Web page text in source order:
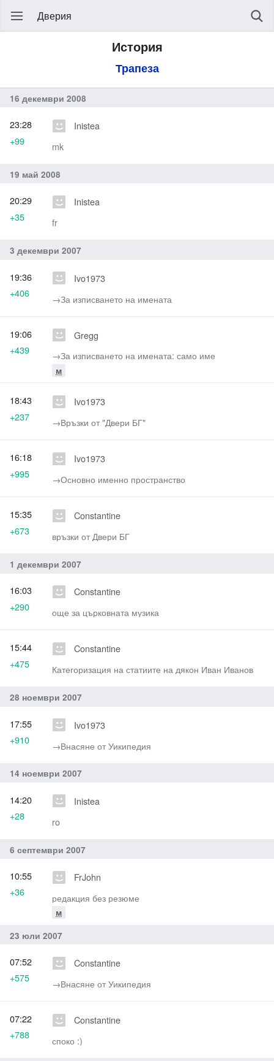
Дверия
История
Трапеза
16 декември 2008
Inistea
mk
23:28
+99
19 май 2008
Inistea
fr
20:29
+35
3 декември 2007
Ivo1973
→‎За изписването на имената
19:36
+406
Gregg
→‎За изписването на имената: само име
м
19:06
+439
Ivo1973
→‎Връзки от "Двери БГ"
18:43
+237
Ivo1973
→‎Основно именно пространство
16:18
+995
Constantine
връзки от Двери БГ
15:35
+673
1 декември 2007
Constantine
още за църковната музика
16:03
+290
Constantine
Категоризация на статиите на дякон Иван Иванов
15:44
+475
28 ноември 2007
Ivo1973
→‎Внасяне от Уикипедия
17:55
+910
14 ноември 2007
Inistea
ro
14:20
+28
6 септември 2007
FrJohn
редакция без резюме
м
10:55
+36
23 юли 2007
Constantine
→‎Внасяне от Уикипедия
07:52
+575
Constantine
споко :)
07:22
+788